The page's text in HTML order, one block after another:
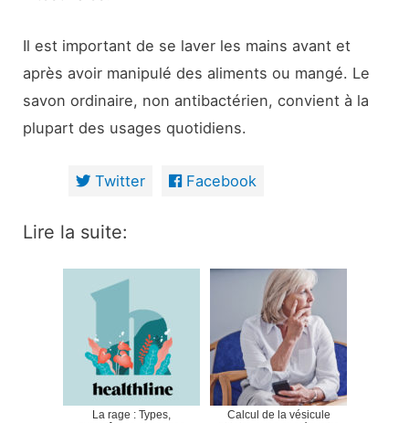
Il est important de se laver les mains avant et
après avoir manipulé des aliments ou mangé. Le
savon ordinaire, non antibactérien, convient à la
plupart des usages quotidiens.
Twitter Facebook
Lire la suite:
La rage : Types,
Calcul de la vésicule